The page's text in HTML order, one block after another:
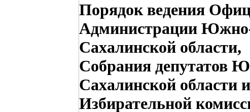
Порядок ведения
Администрации Южно-
Сахалинской области,
Собрания депутатов
Сахалинской области и
Избирательной